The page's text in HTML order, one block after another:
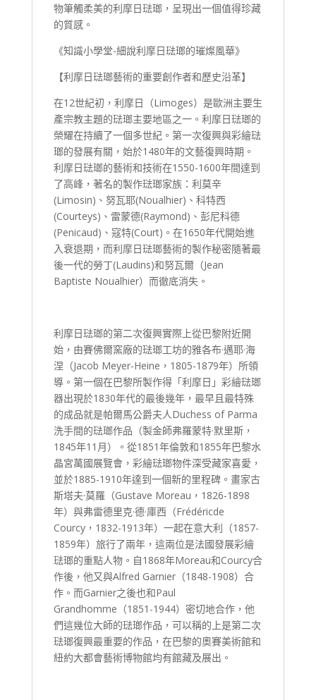
物筆觸柔美的利摩日琺瑯，呈現出一個值得珍藏
的質感。
《知識小學堂-細說利摩日琺瑯的璀燦風華》
【利摩日琺瑯藝術的重要創作者和歷史沿革】
在12世紀初，利摩日（Limoges）是歐洲主要生
產宗教主題的琺瑯主要地區之一。利摩日琺瑯的
榮耀在持續了一個多世紀。第一次復興與彩繪琺
瑯的發展有關，始於1480年的文藝復興時期。
利摩日琺瑯的藝術和技術在1550-1600年間達到
了高峰，著名的製作琺瑯家族：利莫辛
(Limosin)、努瓦耶(Noualhier)、科特西
(Courteys)、雷蒙德(Raymond)、彭尼科德
(Penicaud)、寇特(Court)。在1650年代開始進
入衰退期，而利摩日琺瑯藝術的製作秘密隨著最
後一代的勞丁(Laudins)和努瓦爾（Jean
Baptiste Noualhier）而徹底消失。
利摩日琺瑯的第二次復興實際上從巴黎附近開
始，由賽佛爾窯廠的琺瑯工坊的雅各布·邁耶·海
涅（Jacob Meyer-Heine，1805-1879年）所領
導。第一個在巴黎所製作得「利摩日」彩繪琺瑯
器出現於1830年代的最後幾年，最早且最特殊
的成品就是帕爾馬公爵夫人Duchess of Parma
洗手間的琺瑯作品（製金師弗羅蒙特·默里斯，
1845年11月）。從1851年倫敦和1855年巴黎水
晶宮萬國展覽會，彩繪琺瑯物件深受藏家喜愛，
並於1885-1910年達到一個新的里程碑。畫家古
斯塔夫·莫羅（Gustave Moreau，1826-1898
年）與弗雷德里克·德·庫西（Frédéricde
Courcy，1832-1913年）一起在意大利（1857-
1859年）旅行了兩年，這兩位是法國發展彩繪
琺瑯的重點人物。自1868年Moreau和Courcy合
作後，他又與Alfred Garnier（1848-1908）合
作。而Garnier之後也和Paul
Grandhomme（1851-1944）密切地合作，他
們這幾位大師的琺瑯作品，可以稱的上是第二次
琺瑯復興最重要的作品，在巴黎的奧賽美術館和
紐約大都會藝術博物館均有館藏及展出。